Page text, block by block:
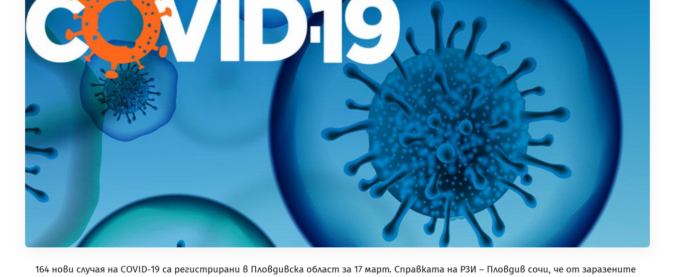
164 нови случая на COVID-19 са регистрирани в Пловдивска област за 17 март. Справката на РЗИ – Пловдив сочи, че от заразените